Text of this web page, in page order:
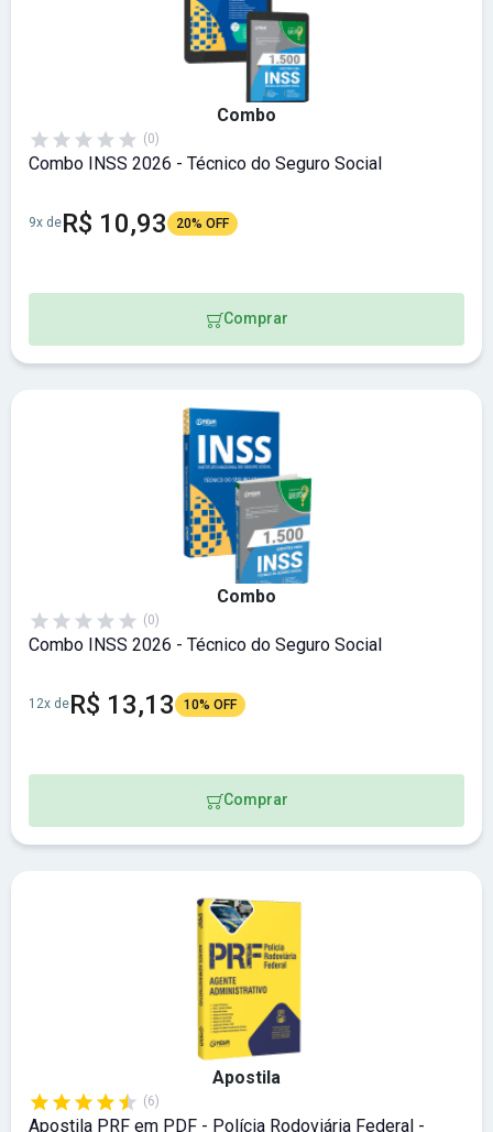
Combo
(0)
Combo INSS 2026 - Técnico do Seguro Social
9x deR$ 10,93 20% OFF
Comprar
Combo
(0)
Combo INSS 2026 - Técnico do Seguro Social
12x deR$ 13,13 10% OFF
Comprar
Apostila
(6)
Apostila PRF em PDF - Polícia Rodoviária Federal -